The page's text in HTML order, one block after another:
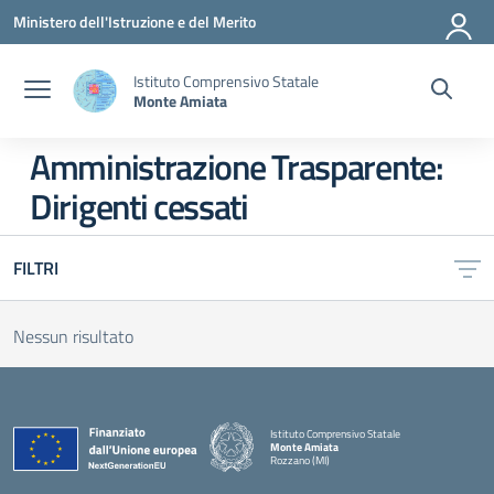
Vai ai contenuti
Vai al menu di navigazione
Vai al footer
Ministero dell'Istruzione e del Merito
Istituto Comprensivo Statale
Monte Amiata
Amministrazione Trasparente:
Dirigenti cessati
FILTRI
Nessun risultato
Istituto Comprensivo Statale
Monte Amiata
Rozzano (MI)